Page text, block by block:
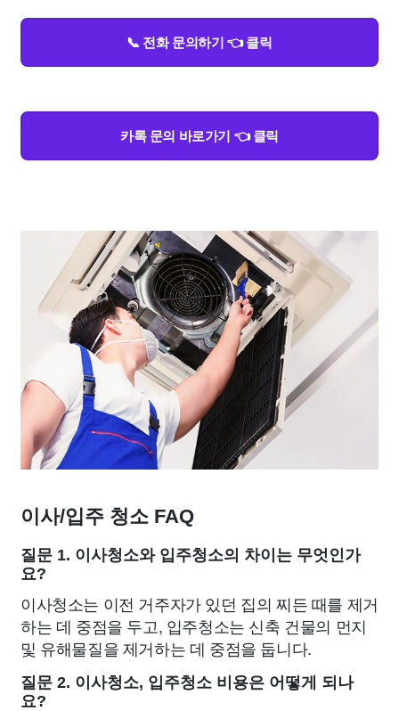
📞 전화 문의하기 👈 클릭
카톡 문의 바로가기 👈 클릭
이사/입주 청소 FAQ
질문 1. 이사청소와 입주청소의 차이는 무엇인가
요?
이사청소는 이전 거주자가 있던 집의 찌든 때를 제거
하는 데 중점을 두고, 입주청소는 신축 건물의 먼지
및 유해물질을 제거하는 데 중점을 둡니다.
질문 2. 이사청소, 입주청소 비용은 어떻게 되나
요?